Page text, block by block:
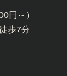
円～）
歩7分